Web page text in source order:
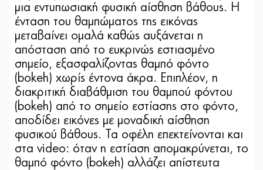
μια εντυπωσιακή φυσική αίσθηση βάθους. Η
ένταση του θαμπώματος της εικόνας
μεταβαίνει ομαλά καθώς αυξάνεται η
απόσταση από το ευκρινώς εστιασμένο
σημείο, εξασφαλίζοντας θαμπό φόντο
(bokeh) χωρίς έντονα άκρα. Επιπλέον, η
διακριτική διαβάθμιση του θαμπού φόντου
(bokeh) από το σημείο εστίασης στο φόντο,
αποδίδει εικόνες με μοναδική αίσθηση
φυσικού βάθους. Τα οφέλη επεκτείνονται και
στα video: όταν η εστίαση απομακρύνεται, το
θαμπό φόντο (bokeh) αλλάζει απίστευτα